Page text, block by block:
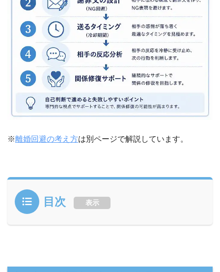
※離婚回避の考え方は別ページで解説しています。
目次 表示